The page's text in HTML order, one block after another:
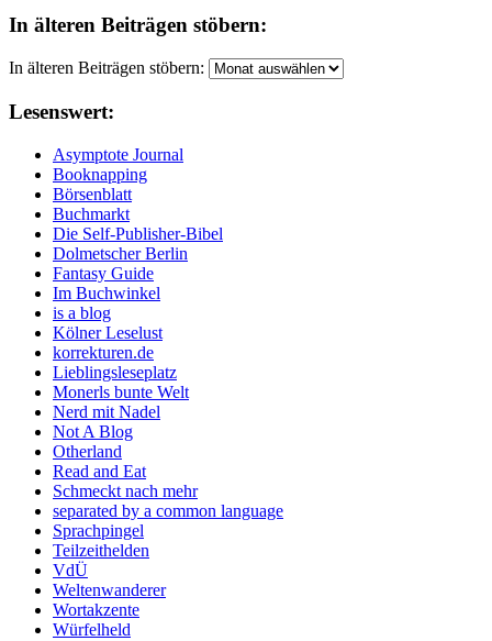
In älteren Beiträgen stöbern:
In älteren Beiträgen stöbern:
Lesenswert:
Asymptote Journal
Booknapping
Börsenblatt
Buchmarkt
Die Self-Publisher-Bibel
Dolmetscher Berlin
Fantasy Guide
Im Buchwinkel
is a blog
Kölner Leselust
korrekturen.de
Lieblingsleseplatz
Monerls bunte Welt
Nerd mit Nadel
Not A Blog
Otherland
Read and Eat
Schmeckt nach mehr
separated by a common language
Sprachpingel
Teilzeithelden
VdÜ
Weltenwanderer
Wortakzente
Würfelheld